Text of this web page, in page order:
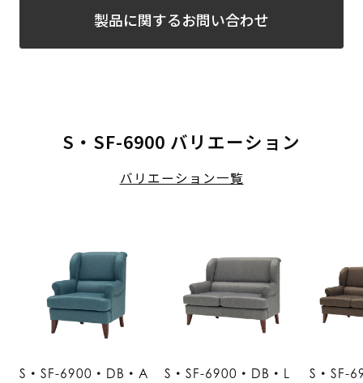
製品に関するお問い合わせ
S・SF-6900 バリエーション
バリエーション一覧
S・SF-6900・DB・A
S・SF-6900・DB・L
S・SF-